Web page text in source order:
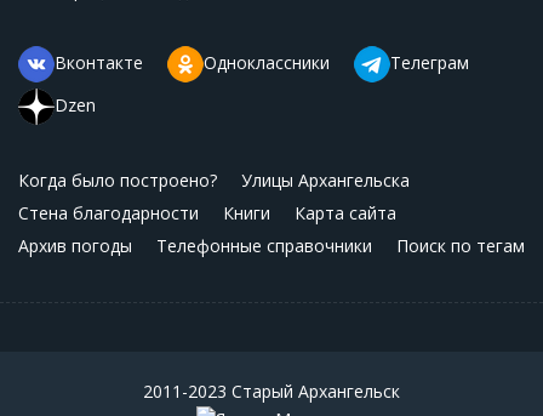
Вконтакте Одноклассники
Телеграм
Dzen
Когда было построено?
Улицы Архангельска
Стена благодарности
Книги
Карта сайта
Архив погоды
Телефонные справочники Поиск по тегам
2011-2023 Старый Архангельск